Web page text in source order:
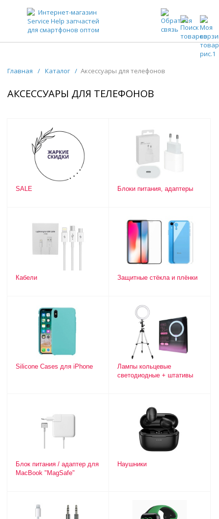
ЗАПЧАСТИ ДЛЯ ТЕЛЕФОНОВ ОПТОМ
Главная / Каталог / Аксессуары для телефонов
АКСЕССУАРЫ ДЛЯ ТЕЛЕФОНОВ
SALE Блоки питания, адаптеры
Кабели Защитные стёкла и плёнки
Silicone Cases для iPhone
Лампы кольцевые
светодиодные + штативы
Блок питания / адаптер для
MacBook "MagSafe"
Наушники